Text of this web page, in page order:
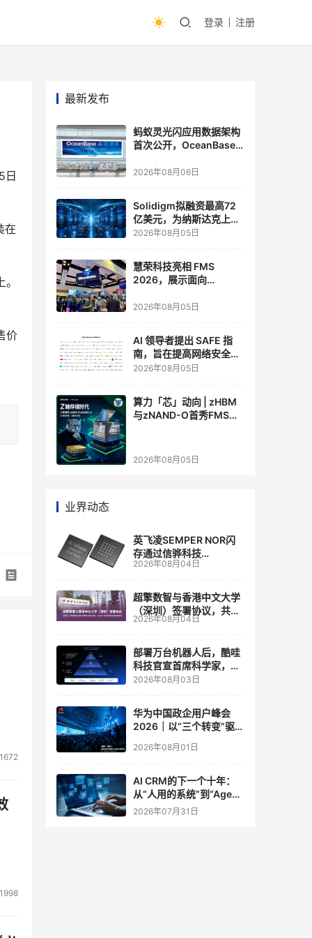
登录 注册
日
在
价
1672
1998
最新发布
蚂蚁灵光闪应用数据架构
首次公开，OceanBase
2026年08月06日
Solidigm拟融资最高72
亿美元，为纳斯达克上市
做准备
2026年08月05日
慧荣科技亮相 FMS
2026，展示面向
存储方案
2026年08月05日
AI 领导者提出 SAFE 指
南，旨在提高网络安全透
明度
2026年08月05日
算力「芯」动向 | zHBM
与zNAND-O首秀FMS
个维度，z轴算盘的魅力
2026年08月05日
业界动态
英飞凌SEMPER NOR闪
存通过信骅科技
AST2700 BMC认证，全
管理
2026年08月04日
超擎数智与香港中文大学
（深圳）签署协议，共建
人工智能和边缘计算联合
2026年08月04日
部署万台机器人后，酷哇
科技官宣首席科学家，要
让世界模型交付生产力
2026年08月03日
华为中国政企用户峰会
2026｜以“三个转变”驱动
2026年08月01日
AI CRM的下一个十年：
从“人用的系统”到“Agent
调用的底座”
2026年07月31日